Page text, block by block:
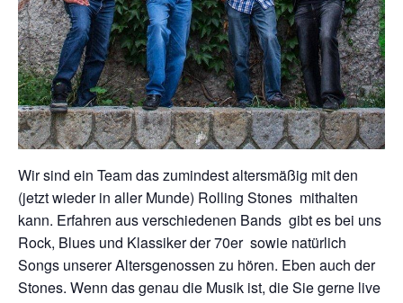
Wir sind ein Team das zumindest altersmäßig mit den
(jetzt wieder in aller Munde) Rolling Stones mithalten
kann. Erfahren aus verschiedenen Bands gibt es bei uns
Rock, Blues und Klassiker der 70er sowie natürlich
Songs unserer Altersgenossen zu hören. Eben auch der
Stones. Wenn das genau die Musik ist, die Sie gerne live